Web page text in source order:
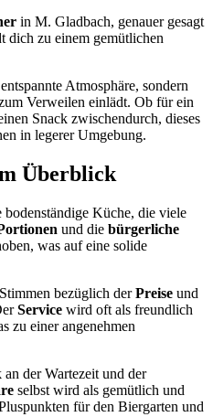
in M. Gladbach, genauer gesagt
dich zu einem gemütlichen
Atmosphäre, sondern
Verweilen einlädt. Ob für ein
Snack zwischendurch, dieses
in legerer Umgebung.
Überblick
bodenständige Küche, die viele
und die bürgerliche
was auf eine solide
bezüglich derPreise und
Service wird oft als freundlich
zu einer angenehmen
der Wartezeit und der
selbst wird als gemütlich und
für den Biergarten und